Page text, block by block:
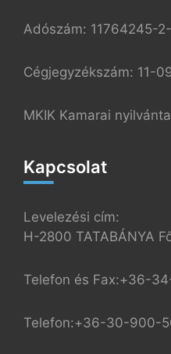
Adószám: 11764245-2-
Cégjegyzékszám: 11-
MKIK Kamarai
Kapcsolat
Levelezési cím:
H-2800 TATABÁNYA
Telefon és Fax:+36-
Telefon:+36-30-900-